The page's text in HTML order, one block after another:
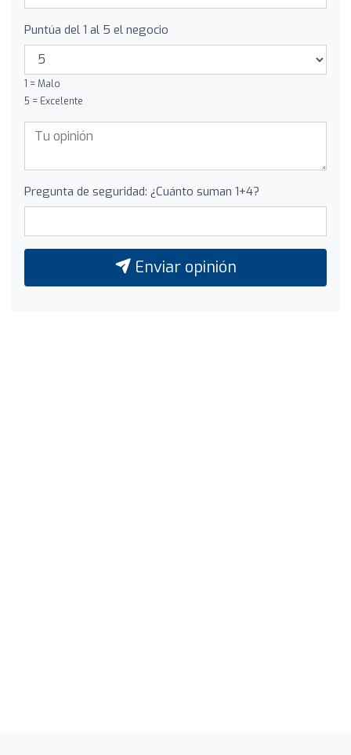
Puntúa del 1 al 5 el negocio
1 = Malo
5 = Excelente
Pregunta de seguridad: ¿Cuánto suman 1+4?
Enviar opinión